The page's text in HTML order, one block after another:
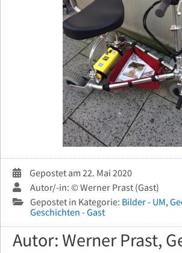
Gepostet am 22. Mai 2020
Autor/-in: © Werner Prast (Gast)
Gepostet in Kategorie: Bilder - UM,
Geschichten - Gast
Autor: Werner Prast,